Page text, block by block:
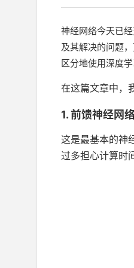
神经网络今天已
及其解决的问题
区分地使用深度
在这篇文章中，
1. 前馈神经网
这是最基本的神
过多担心计算时